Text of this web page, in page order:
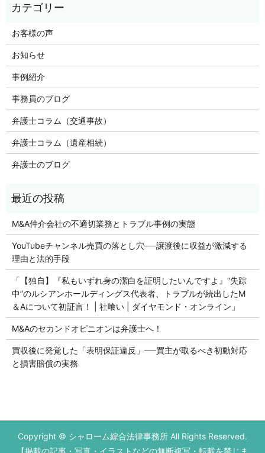
お客様の声
お知らせ
事例紹介
事務員のブログ
弁護士コラム（交通事故）
弁護士コラム（遺産相続）
弁護士のブログ
M&A仲介会社の不適切業務とトラブル事例の実態
YouTubeチャンネル売買の落とし穴──譲渡後に収益が激減する
理由と法的手段
「【独自】『私もいずれ身の潔白を証明したいんですよ』“失踪
中”のルシアンホールディングス代表者、トラブルが続出したM
＆Aについて初証言！ | 社喰い | ダイヤモンド・オンライン」
M&Aのセカンドオピニオンは弁護士へ！
買収後に発覚した「表明保証違反」──買主が取るべき初動対応
と損害賠償の実務
Copyright © シャローム綜合法律事務所 All Rights Reserved.